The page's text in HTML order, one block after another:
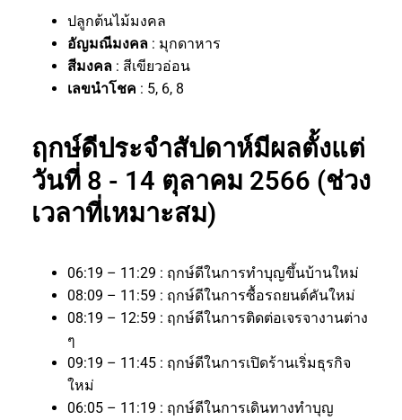
ปลูกต้นไม้มงคล
อัญมณีมงคล : มุกดาหาร
สีมงคล : สีเขียวอ่อน
เลขนำโชค : 5, 6, 8
ฤกษ์ดีประจำสัปดาห์มีผลตั้งแต่
วันที่ 8 - 14 ตุลาคม 2566 (ช่วง
เวลาที่เหมาะสม)
06:19 – 11:29 : ฤกษ์ดีในการทำบุญขึ้นบ้านใหม่
08:09 – 11:59 : ฤกษ์ดีในการซื้อรถยนต์คันใหม่
08:19 – 12:59 : ฤกษ์ดีในการติดต่อเจรจางานต่าง
ๆ
09:19 – 11:45 : ฤกษ์ดีในการเปิดร้านเริ่มธุรกิจ
ใหม่
06:05 – 11:19 : ฤกษ์ดีในการเดินทางทำบุญ